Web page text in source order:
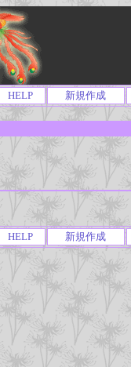
HELP 新規作成
HELP 新規作成